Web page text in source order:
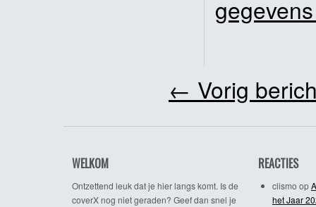
← Vorig
WELKOM
Ontzettend leuk dat je hier langs komt. Is de
coverX nog niet geraden? Geef dan snel je
REACTIES
clismo op
het Jaar